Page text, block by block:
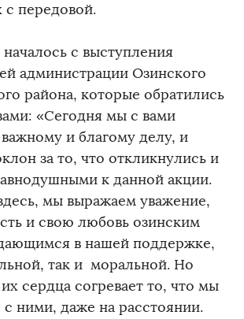
с передовой.
с выступления
администрации Озинского
района, которые обратились
«Сегодня мы с вами
и благому делу, и
за то, что откликнулись и
к данной акции.
мы выражаем уважение,
и свою любовь озинским
в нашей поддержке,
так и моральной. Но
сердца согревает то, что мы
с ними, даже на расстоянии.